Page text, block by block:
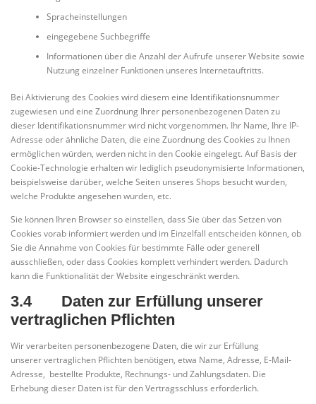
Spracheinstellungen
eingegebene Suchbegriffe
Informationen über die Anzahl der Aufrufe unserer Website sowie
Nutzung einzelner Funktionen unseres Internetauftritts.
Bei Aktivierung des Cookies wird diesem eine Identifikationsnummer
zugewiesen und eine Zuordnung Ihrer personenbezogenen Daten zu
dieser Identifikationsnummer wird nicht vorgenommen. Ihr Name, Ihre IP-
Adresse oder ähnliche Daten, die eine Zuordnung des Cookies zu Ihnen
ermöglichen würden, werden nicht in den Cookie eingelegt. Auf Basis der
Cookie-Technologie erhalten wir lediglich pseudonymisierte Informationen,
beispielsweise darüber, welche Seiten unseres Shops besucht wurden,
welche Produkte angesehen wurden, etc.
Sie können Ihren Browser so einstellen, dass Sie über das Setzen von
Cookies vorab informiert werden und im Einzelfall entscheiden können, ob
Sie die Annahme von Cookies für bestimmte Fälle oder generell
ausschließen, oder dass Cookies komplett verhindert werden. Dadurch
kann die Funktionalität der Website eingeschränkt werden.
3.4 Daten zur Erfüllung unserer
vertraglichen Pflichten
Wir verarbeiten personenbezogene Daten, die wir zur Erfüllung
unserer vertraglichen Pflichten benötigen, etwa Name, Adresse, E-Mail-
Adresse, bestellte Produkte, Rechnungs- und Zahlungsdaten. Die
Erhebung dieser Daten ist für den Vertragsschluss erforderlich.